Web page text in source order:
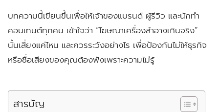
บทความนี้เขียนขึ้นเพื่อให้เจ้าของแบรนด์ ผู้รีวิว และนักทำ
คอนเทนต์ทุกคน เข้าใจว่า “โฆษณาเครื่องสำอางเกินจริง”
นั้นเสี่ยงแค่ไหน และควรระวังอย่างไร เพื่อป้องกันไม่ให้ธุรกิจ
หรือชื่อเสียงของคุณต้องพังเพราะความไม่รู้
สารบัญ